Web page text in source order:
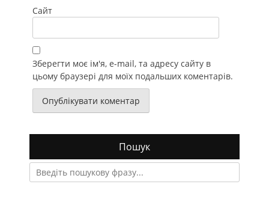
Сайт
Зберегти моє ім'я, e-mail, та адресу сайту в
цьому браузері для моїх подальших коментарів.
Пошук
Search
for: